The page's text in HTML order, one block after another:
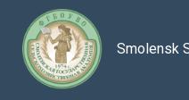
Smolensk